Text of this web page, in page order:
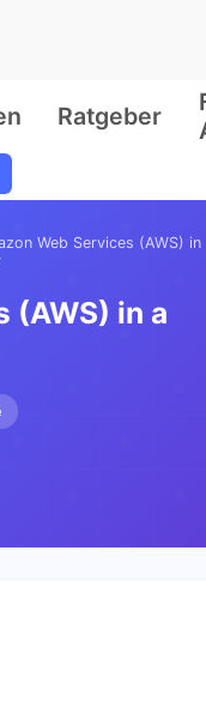
Ratgeber
Web Services (AWS) in
(AWS) in a